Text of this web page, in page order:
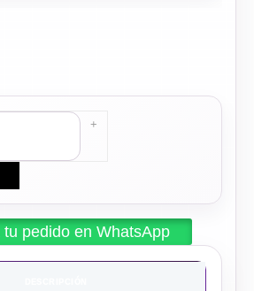
+
tu pedido en WhatsApp